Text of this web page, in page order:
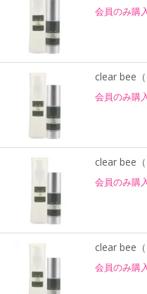
会員のみ購
clear bee
会員のみ購
clear bee
会員のみ購
clear bee
会員のみ購